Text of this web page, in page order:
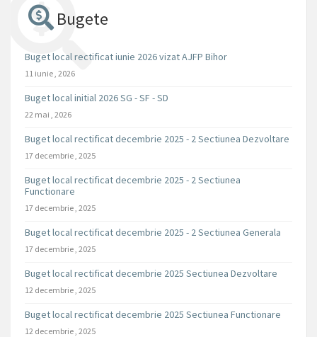
Bugete
Buget local rectificat iunie 2026 vizat AJFP Bihor
11 iunie , 2026
Buget local initial 2026 SG - SF - SD
22 mai , 2026
Buget local rectificat decembrie 2025 - 2 Sectiunea Dezvoltare
17 decembrie , 2025
Buget local rectificat decembrie 2025 - 2 Sectiunea
Functionare
17 decembrie , 2025
Buget local rectificat decembrie 2025 - 2 Sectiunea Generala
17 decembrie , 2025
Buget local rectificat decembrie 2025 Sectiunea Dezvoltare
12 decembrie , 2025
Buget local rectificat decembrie 2025 Sectiunea Functionare
12 decembrie , 2025